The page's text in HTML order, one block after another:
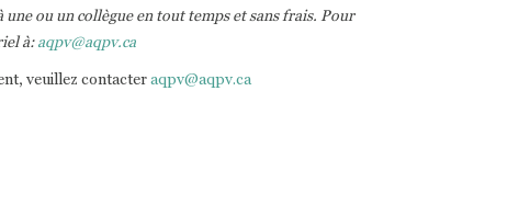
ou un collègue en tout temps et sans frais. Pour
à:aqpv@aqpv.ca
veuillez contacteraqpv@aqpv.ca